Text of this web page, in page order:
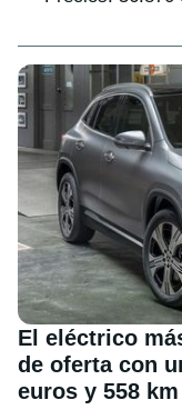
El eléctrico
de oferta con
euros y 558